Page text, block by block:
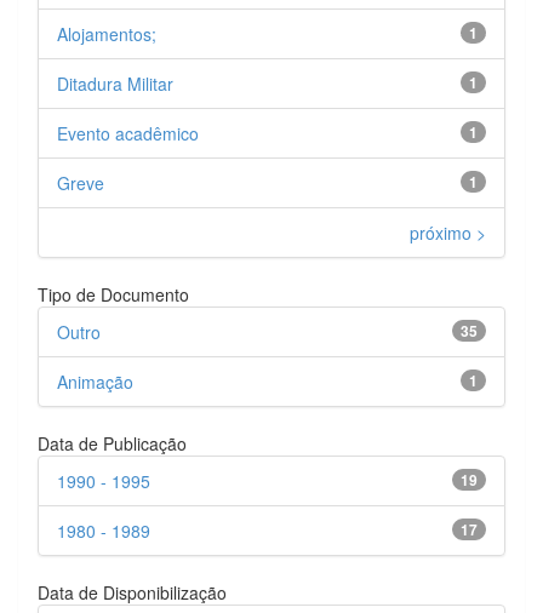
1
Alojamentos;
1
Ditadura Militar
1
Evento acadêmico
1
Greve
próximo >
Tipo de Documento
35
Outro
1
Animação
Data de Publicação
19
1990 - 1995
17
1980 - 1989
Data de Disponibilização